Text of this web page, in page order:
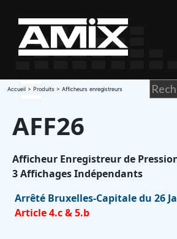
Accueil > Produits > Afficheurs enregistreurs
AFF26
Afficheur Enregistreur de
3 Affichages Indépendants
Arrêté Bruxelles-Capitale du 26
Article 4.c & 5.b